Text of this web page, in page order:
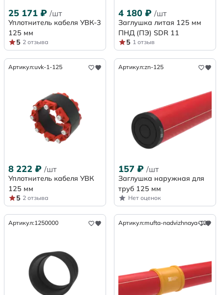
25 171 ₽ /шт
Уплотнитель кабеля УВК-3
125 мм
5 2 отзыва
4 180 ₽ /шт
Заглушка литая 125 мм
ПНД (ПЭ) SDR 11
5 1 отзыв
Артикул:uvk-1-125
8 222 ₽ /шт
Уплотнитель кабеля УВК
125 мм
5 2 отзыва
Артикул:zn-125
157 ₽ /шт
Заглушка наружная для
труб 125 мм
Нет оценок
Артикул:1250000 Артикул:mufta-nadvizhnaya-125